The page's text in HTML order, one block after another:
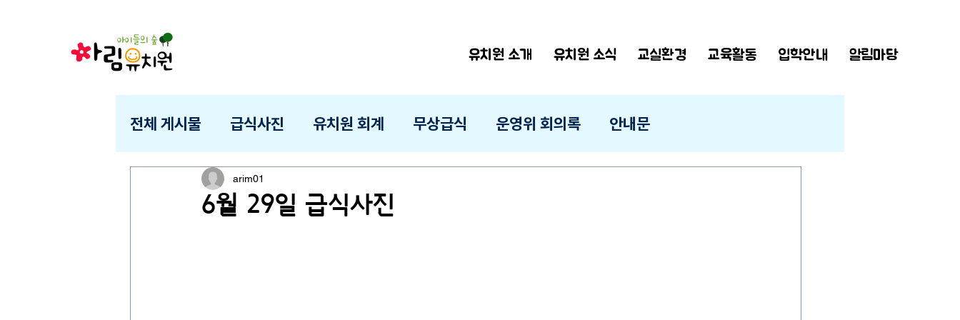
유치원 소개 유치원 소식 교실환경 교육활동 입학안내 알림마당
전체 게시물 급식사진 유치원 회계 무상급식 운영위 회의록 안내문
6월 29일 급식사진
arim01